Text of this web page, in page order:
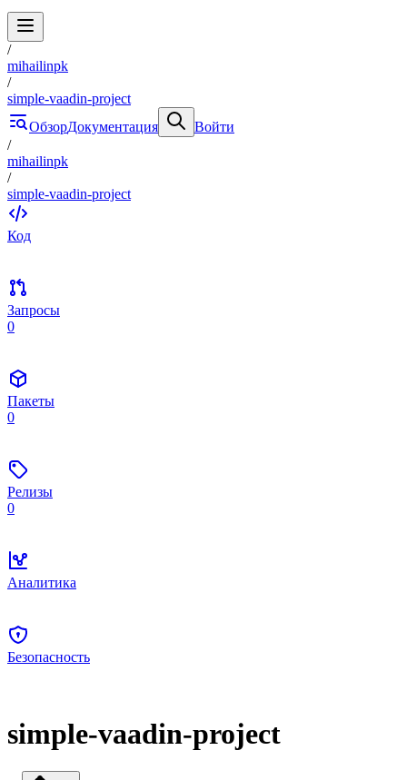
/
mihailinpk
/
simple-vaadin-project
ОбзорДокументация
Войти
/
mihailinpk
/
simple-vaadin-project
Код
Запросы
0
Пакеты
0
Релизы
0
Аналитика
Безопасность
simple-vaadin-project